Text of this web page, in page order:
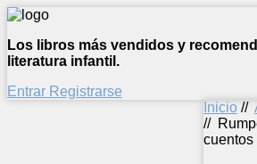
Los libros más vendidos y
literatura infantil.
Entrar Registrarse
Inicio //
//
cuentos